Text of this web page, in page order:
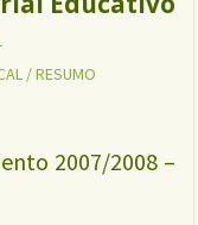
/RESUMO
2007/2008 –